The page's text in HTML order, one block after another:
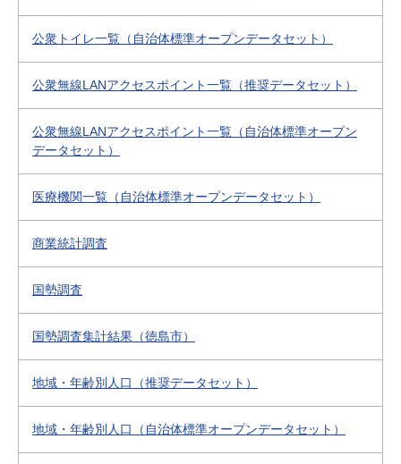
公衆トイレ一覧（自治体標準オープンデータセット）
公衆無線LANアクセスポイント一覧（推奨データセット）
公衆無線LANアクセスポイント一覧（自治体標準オープン
データセット）
医療機関一覧（自治体標準オープンデータセット）
商業統計調査
国勢調査
国勢調査集計結果（徳島市）
地域・年齢別人口（推奨データセット）
地域・年齢別人口（自治体標準オープンデータセット）